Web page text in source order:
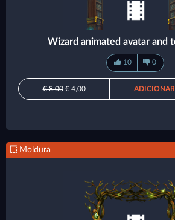
Wizard animated avatar and
10 0
€ 8,00€ 4,00
Moldura